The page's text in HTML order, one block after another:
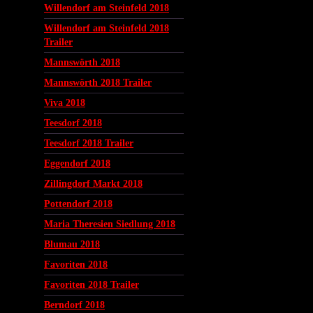
Willendorf am Steinfeld 2018
Willendorf am Steinfeld 2018
Trailer
Mannswörth 2018
Mannswörth 2018 Trailer
Viva 2018
Teesdorf 2018
Teesdorf 2018 Trailer
Eggendorf 2018
Zillingdorf Markt 2018
Pottendorf 2018
Maria Theresien Siedlung 2018
Blumau 2018
Favoriten 2018
Favoriten 2018 Trailer
Berndorf 2018